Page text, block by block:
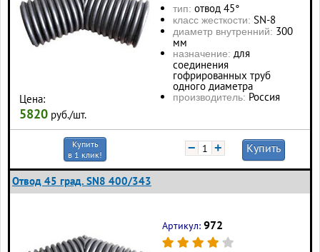
Цена:
5820 руб./шт.
тип: отвод 45°
класс жесткости: SN-8
диаметр внутренний: 300
мм
назначение: для
соединения
гофрированных труб
одного диаметра
производитель: Россия
Купить
в 1 клик!
− + Купить
Отвод 45 град. SN8 400/343
Артикул: 972